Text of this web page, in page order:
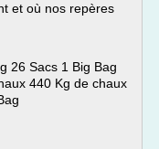
et où nos repères
26 Sacs 1 Big Bag
440 Kg de chaux